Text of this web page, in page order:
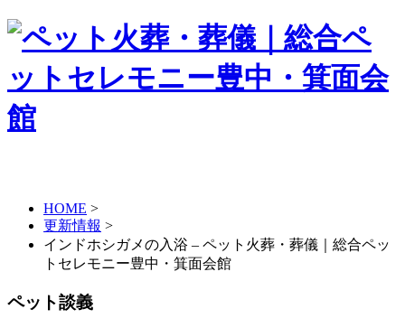
HOME >
更新情報 >
インドホシガメの入浴 – ペット火葬・葬儀｜総合ペッ
トセレモニー豊中・箕面会館
ペット談義